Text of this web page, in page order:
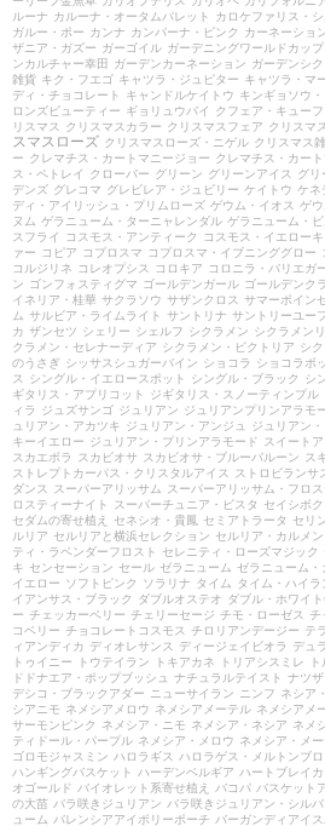
ルーナ カルーナ・オータムパレット カロケファリス・
ガルー・ポー カンナ カンパーナ・ピンク カーネーショ
ザニア・ガズー ガーゴイル ガーデニングワールドカップ
ンカルチャー幸田
ガーデンカーネーション ガーデンシ
雑貨 キク・フエゴ キャツラ・ジュピター キャツラ・マ
ディ・チョコレート
キャンドルケイトウ キンギョソウ
ロンズビューティー ギョリュウバイ クフェア・キュー
リスマス
クリスマスカラー クリスマスフェア クリスマ
スマスローズ クリスマスローズ・ニゲル クリスマス
ー クレマチス・カートマニージョー クレマチス・カー
ス・ペトレイ
クローバー グリーン グリーンアイス グリ
デンズ グレコマ グレビレア・ジュビリー ケイトウ ケネ
ディ・アイリッシュ・プリムローズ ゲウム・イオス ゲ
ヌム ゲラニューム・ターニャレンダル ゲラニューム・
スフライ
コスモス・アンティーク コスモス・イエロー
ァー
コピア コプロスマ コプロスマ・イブニンググロー
コルジリネ
コレオプシス コロキア コロニラ・バリエガ
ン ゴンフォスティグマ ゴールデンガール ゴールデンク
イネリア・桂華 サクラソウ サザンクロス サマーポイン
ム サルビア・ライムライト サントリナ サントリーユー
カ ザンセツ シェリー シェルフ シクラメン シクラメン
クラメン・セレナーディア シクラメン・ビクトリア シ
のうさぎ シッサスシュガーバイン ショコラ ショコラポ
ス
シングル・イエロースポット シングル・ブラック シ
ギタリス・アプリコット
ジギタリス・スノーティンプル
ィラ
ジュズサンゴ ジュリアン ジュリアンプリンアラモ
ュリアン・アカツキ ジュリアン・アンジュ ジュリアン
キーイエロー ジュリアン・プリンアラモード スイート
スカエボラ
スカビオサ スカビオサ・ブルーバルーン ス
ストレプトカーパス・クリスタルアイス
ストロビランサ
ダンス
スーパーアリッサム スーパーアリッサム・フロ
ロスティーナイト
スーパーチュニア・ビスタ セイシボク
セダムの寄せ植え
セネシオ・貴鳳 セミアトラータ セリ
ルリア セルリアと横浜セレクション セルリア・カルメン
ティ・ラベンダーフロスト
セレニティ・ローズマジック
キ センセーション セール ゼラニューム ゼラニューム・
イエロー ソフトピンク ソラリナ タイム タイム・ハイラ
イアンサス・ブラック
ダブルオステオ ダブル・ホワイ
ー チェッカーベリー チェリーセージ チモ・ローゼス チ
コベリー チョコレートコスモス チロリアンデージー テ
ィアンディカ ディオレサンス ディージェイビオラ デュ
トゥイニー
トウテイラン トキアカネ トリアシスミレ
ドドナエア・ポップブッシュ
ナチュラルテイスト ナツザ
デシコ・ブラックアダー
ニューサイラン ニンフ ネシア
シアニモ ネメシアメロウ ネメシアメーテル ネメシアメ
サーモンピンク
ネメシア・ニモ ネメシア・ネシア ネメ
ティドール・パープル ネメシア・メロウ ネメシア・メ
ゴロモジャスミン ハロラギス ハロラゲス・メルトンブ
ハンギングバスケット
ハーデンベルギア ハートブレイカ
オゴールド バイオレット系寄せ植え バコパ バスケット
の大苗 バラ咲きジュリアン バラ咲きジュリアン・シル
ューム バレンシアアイボリーポーチ バーガンディアイ